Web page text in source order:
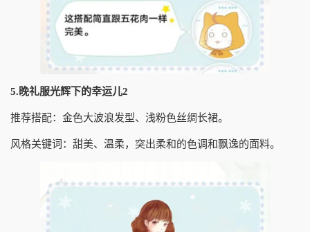
5.晚礼服光辉下的幸运儿2
推荐搭配：金色大波浪发型、浅粉色丝绸长裙。
风格关键词：甜美、温柔，突出柔和的色调和飘逸的面料。